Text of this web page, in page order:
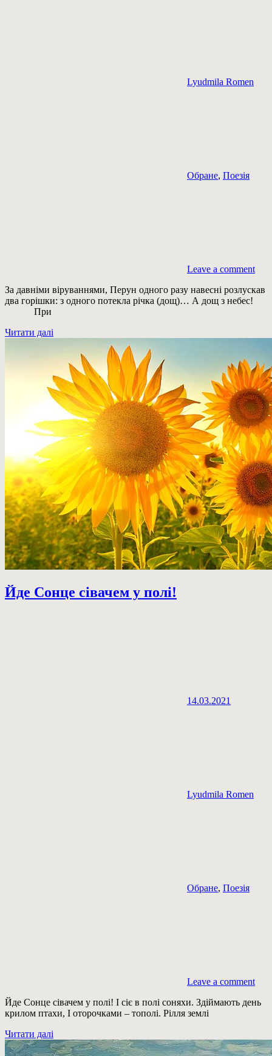
Lyudmila Romen
Обране, Поезія
Leave a comment
За давніми віруваннями, Перун одного разу навесні розлускав
два горішки: з одного потекла річка (дощ)… А дощ з небес!
При
Читати далі
Йде Сонце сівачем у полі!
14.03.2021
Lyudmila Romen
Обране, Поезія
Leave a comment
Йде Сонце сівачем у полі! І сіє в полі соняхи. Здіймають день
крилом птахи, І оторочками – тополі. Рілля землі
Читати далі